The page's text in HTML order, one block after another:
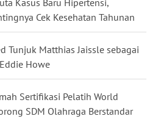
Cek Kesehatan Tahunan
Tunjuk Matthias Jaissle sebagai
Howe
Sertifikasi Pelatih World
SDM Olahraga Berstandar